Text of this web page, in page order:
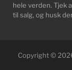
hele verden. Tjek
til salg, og husk
Copyright ©